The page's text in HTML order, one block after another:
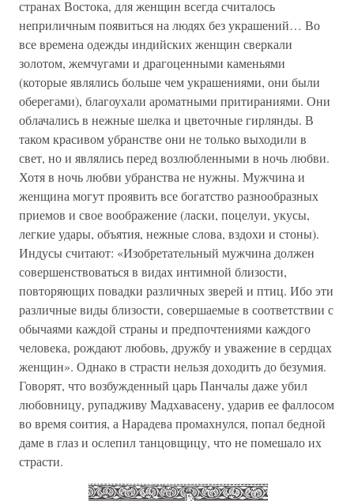
странах Востока, для женщин всегда считалось
неприличным появиться на людях без украшений… Во
все времена одежды индийских женщин сверкали
золотом, жемчугами и драгоценными каменьями
(которые являлись больше чем украшениями, они были
оберегами), благоухали ароматными притираниями. Они
облачались в нежные шелка и цветочные гирлянды. В
таком красивом убранстве они не только выходили в
свет, но и являлись перед возлюбленными в ночь любви.
Хотя в ночь любви убранства не нужны. Мужчина и
женщина могут проявить все богатство разнообразных
приемов и свое воображение (ласки, поцелуи, укусы,
легкие удары, объятия, нежные слова, вздохи и стоны).
Индусы считают: «Изобретательный мужчина должен
совершенствоваться в видах интимной близости,
повторяющих повадки различных зверей и птиц. Ибо эти
различные виды близости, совершаемые в соответствии с
обычаями каждой страны и предпочтениями каждого
человека, рождают любовь, дружбу и уважение в сердцах
женщин». Однако в страсти нельзя доходить до безумия.
Говорят, что возбужденный царь Панчалы даже убил
любовницу, рупадживу Мадхавасену, ударив ее фаллосом
во время соития, а Нарадева промахнулся, попал бедной
даме в глаз и ослепил танцовщицу, что не помешало их
страсти.